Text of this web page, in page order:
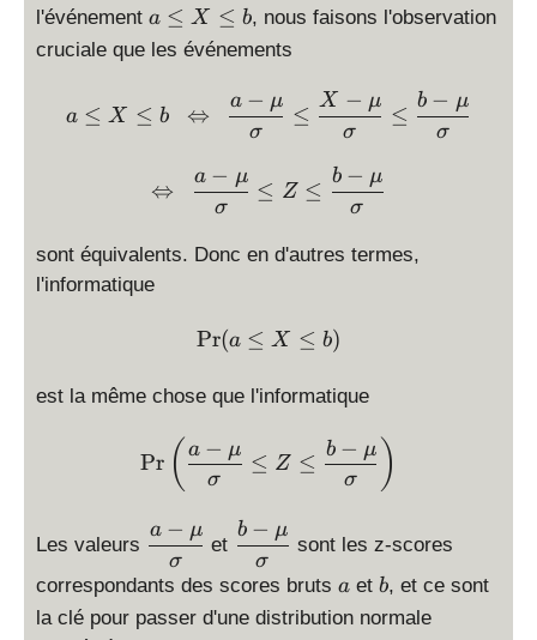
m
l'événement a
\
\
a ≤ X ≤ b, nous faisons l'observation
cruciale que les événements
a \le X\le b \,\,\,
a ≤ X ≤ b ⇔
σ
a − μ
≤
σ
X − μ
≤
σ
b − μ
\Leftrightarrow \,\,\,
⇔
σ
a − μ
≤ Z ≤
σ
b − μ
sont équivalents. Donc en d'autres termes,
l'informatique
\Pr( a \le X\le b )
Pr(a ≤ X ≤ b)
est la même chose que l'informatique
\displaystyle
Pr ( σ
a − μ
≤ Z ≤
σ
b − μ )
Les valeurs
\
s
pl
σ
a − μ
et
\
s
pl
σ
b − μ
sont les z-scores
correspondants des scores bruts a
a et b
b, et ce sont
la clé pour passer d'une distribution normale